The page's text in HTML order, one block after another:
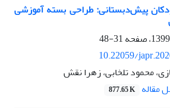
پیش‌دبستانی: طراحی بسته آموزشی
31-48
10.22059/
محمود تلخابی، زهرا نقش
مقاله 877.65 K